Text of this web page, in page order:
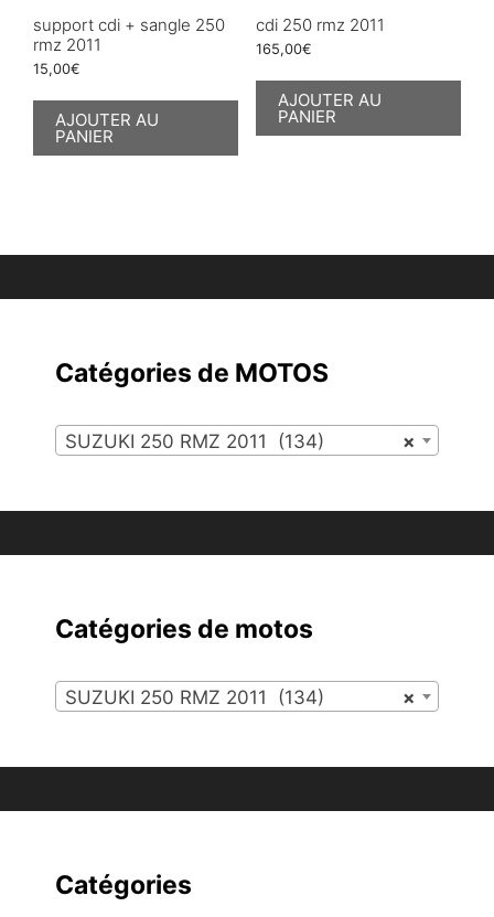
support cdi + sangle 250
rmz 2011
15,00€
AJOUTER AU
PANIER
cdi 250 rmz 2011
165,00€
AJOUTER AU
PANIER
Catégories de MOTOS
×
SUZUKI 250 RMZ 2011 (134)
Catégories de motos
×
SUZUKI 250 RMZ 2011 (134)
Catégories